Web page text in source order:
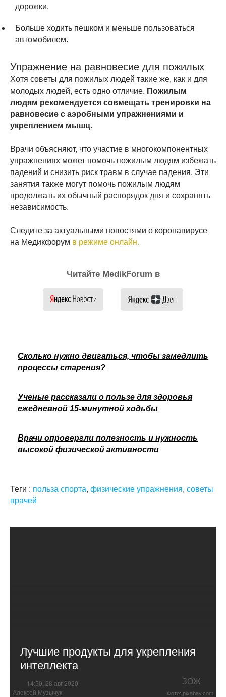
дорожки.
Больше ходить пешком и меньше пользоваться
автомобилем.
Упражнение на равновесие для пожилых
Хотя советы для пожилых людей такие же, как и для
молодых людей, есть одно отличие. Пожилым
людям рекомендуется совмещать тренировки на
равновесие с аэробными упражнениями и
укреплением мышц.
Врачи объясняют, что участие в многокомпонентных
упражнениях может помочь пожилым людям избежать
падений и снизить риск травм в случае падения. Эти
занятия также могут помочь пожилым людям
продолжать их обычный распорядок дня и сохранять
независимость.
Следите за актуальными новостями о коронавирусе
на Медикфорум в режиме онлайн.
Читайте MedikForum в
Сколько нужно двигаться, чтобы замедлить
процессы старения?
Ученые рассказали о пользе для здоровья
ежедневной 15-минутной ходьбы
Врачи опровергли полезность и нужность
высокой физической активности
Теги : польза спорта, физические упражнения, советы
врачей
Лучшие продукты для укрепления
интеллекта
14:50, 28 авг 2020 ЗОЖ
Алексей Музычук Фото: pixabay.com